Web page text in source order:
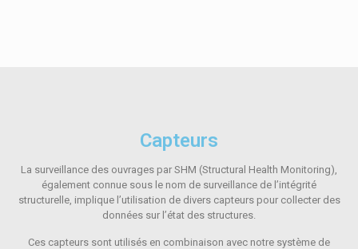
Capteurs
La surveillance des ouvrages par SHM (Structural Health Monitoring),
également connue sous le nom de surveillance de l’intégrité
structurelle, implique l’utilisation de divers capteurs pour collecter des
données sur l’état des structures.
Ces capteurs sont utilisés en combinaison avec notre système de